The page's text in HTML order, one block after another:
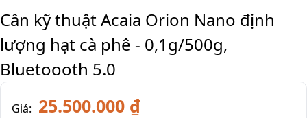
Cân kỹ thuật Acaia Orion Nano định
lượng hạt cà phê - 0,1g/500g,
Bluetoooth 5.0
Giá: 25.500.000 ₫